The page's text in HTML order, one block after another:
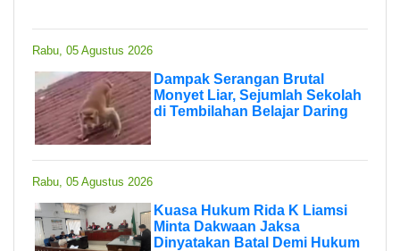
Rabu, 05 Agustus 2026
Dampak Serangan Brutal
Monyet Liar, Sejumlah Sekolah
di Tembilahan Belajar Daring
Rabu, 05 Agustus 2026
Kuasa Hukum Rida K Liamsi
Minta Dakwaan Jaksa
Dinyatakan Batal Demi Hukum